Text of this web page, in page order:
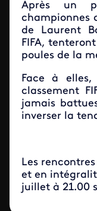
Après un
championnes
de Laurent
FIFA,
poules de la
Face à
classement
jamais
inverser la
Les
et en
juillet à 21.00